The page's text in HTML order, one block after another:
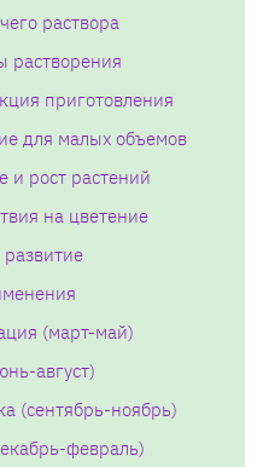
раствора
растворения
приготовления
для малых объемов
и рост растений
на цветение
(март-май)
август)
(сентябрь-ноябрь)
февраль)